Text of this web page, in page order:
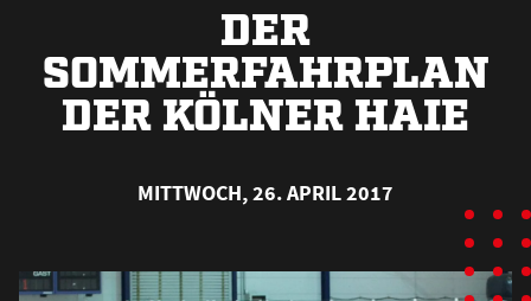
DER
SOMMERFAHRPLAN
DER KÖLNER HAIE
MITTWOCH, 26. APRIL 2017